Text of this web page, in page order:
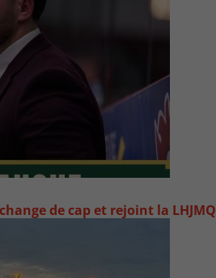
de cap et rejoint la LHJMQ